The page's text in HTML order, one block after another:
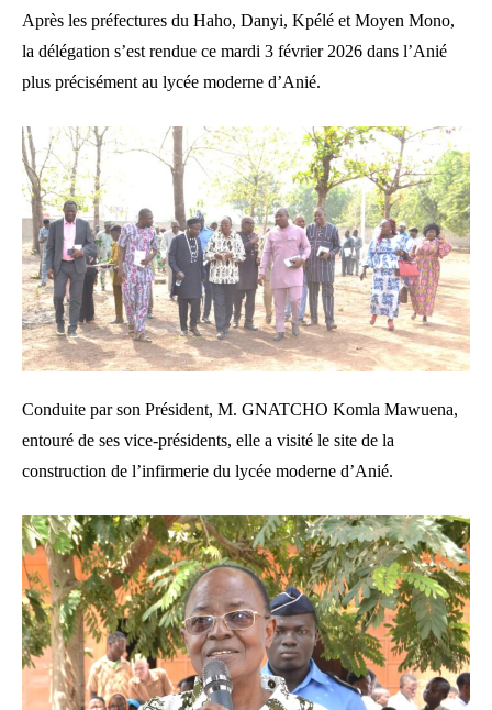
Après les préfectures du Haho, Danyi, Kpélé et Moyen Mono,
la délégation s’est rendue ce mardi 3 février 2026 dans l’Anié
plus précisément au lycée moderne d’Anié.
Conduite par son Président, M. GNATCHO Komla Mawuena,
entouré de ses vice-présidents, elle a visité le site de la
construction de l’infirmerie du lycée moderne d’Anié.